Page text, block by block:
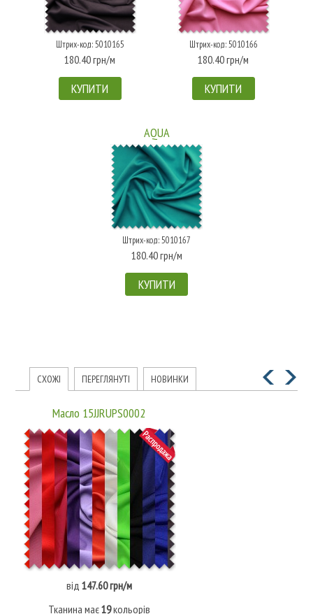
Штрих-код: 5010165
180.40 грн/м
КУПИТИ
Штрих-код: 5010166
180.40 грн/м
КУПИТИ
AQUA
Штрих-код: 5010167
180.40 грн/м
КУПИТИ
СХОЖІ ПЕРЕГЛЯНУТІ НОВИНКИ
Масло 15JJRUPS0002
від 147.60 грн/м
Тканина має19кольорів